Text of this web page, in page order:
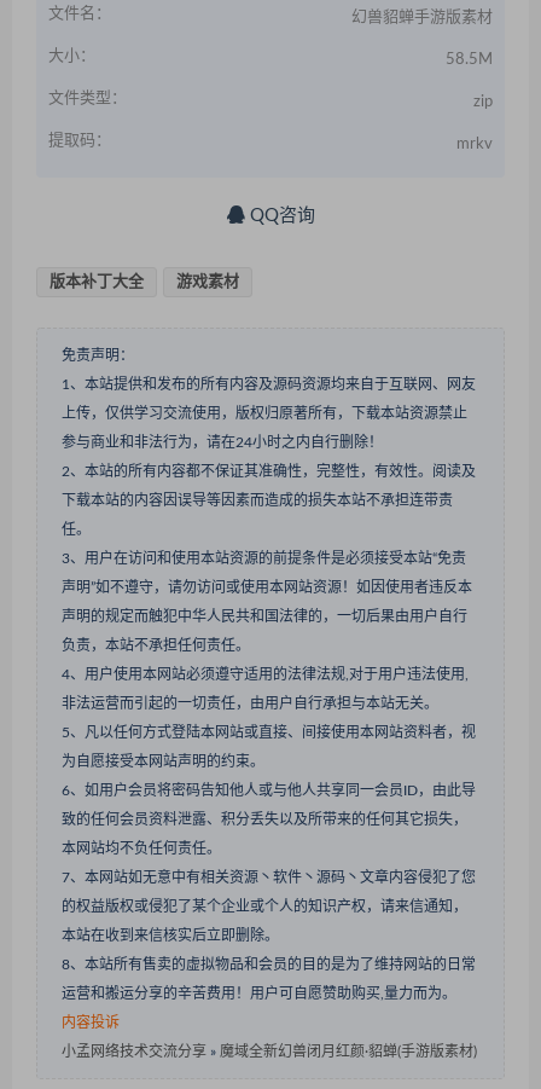
文件名： 幻兽貂蝉手游版素材
大小： 58.5M
文件类型： zip
提取码： mrkv
QQ咨询
版本补丁大全 游戏素材
免责声明：
1、本站提供和发布的所有内容及源码资源均来自于互联网、网友
上传，仅供学习交流使用，版权归原著所有，下载本站资源禁止
参与商业和非法行为，请在24小时之内自行删除！
2、本站的所有内容都不保证其准确性，完整性，有效性。阅读及
下载本站的内容因误导等因素而造成的损失本站不承担连带责
任。
3、用户在访问和使用本站资源的前提条件是必须接受本站“免责
声明”如不遵守，请勿访问或使用本网站资源！如因使用者违反本
声明的规定而触犯中华人民共和国法律的，一切后果由用户自行
负责，本站不承担任何责任。
4、用户使用本网站必须遵守适用的法律法规,对于用户违法使用,
非法运营而引起的一切责任，由用户自行承担与本站无关。
5、凡以任何方式登陆本网站或直接、间接使用本网站资料者，视
为自愿接受本网站声明的约束。
6、如用户会员将密码告知他人或与他人共享同一会员ID，由此导
致的任何会员资料泄露、积分丢失以及所带来的任何其它损失，
本网站均不负任何责任。
7、本网站如无意中有相关资源丶软件丶源码丶文章内容侵犯了您
的权益版权或侵犯了某个企业或个人的知识产权，请来信通知，
本站在收到来信核实后立即删除。
8、本站所有售卖的虚拟物品和会员的目的是为了维持网站的日常
运营和搬运分享的辛苦费用！用户可自愿赞助购买,量力而为。
内容投诉
小孟网络技术交流分享 » 魔域全新幻兽闭月红颜·貂蝉(手游版素材)